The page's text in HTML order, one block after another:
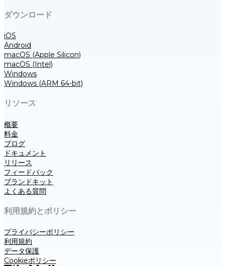
ダウンロード
iOS
Android
macOS (Apple Silicon)
macOS (Intel)
Windows
Windows (ARM 64-bit)
リソース
概要
料金
ブログ
ドキュメント
リリース
フィードバック
ブランドキット
よくある質問
利用規約とポリシー
プライバシーポリシー
利用規約
データ保護
Cookieポリシー